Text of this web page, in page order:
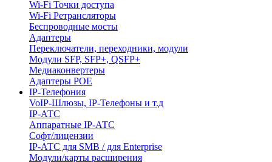
Wi-Fi Точки доступа
Wi-Fi Ретрансляторы
Беспроводные мосты
Адаптеры
Переключатели, переходники, модули
Модули SFP, SFP+, QSFP+
Медиаконвертеры
Адаптеры POE
IP-Телефония
VoIP-Шлюзы, IP-Телефоны и т.д
IP-АТС
Аппаратные IP-АТС
Софт/лицензии
IP-АТС для SMB / для Enterprise
Модули/карты расширения